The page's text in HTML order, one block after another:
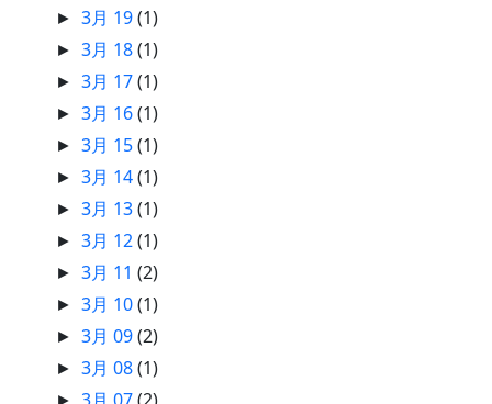
►3月 19(1)
►3月 18(1)
►3月 17(1)
►3月 16(1)
►3月 15(1)
►3月 14(1)
►3月 13(1)
►3月 12(1)
►3月 11(2)
►3月 10(1)
►3月 09(2)
►3月 08(1)
►